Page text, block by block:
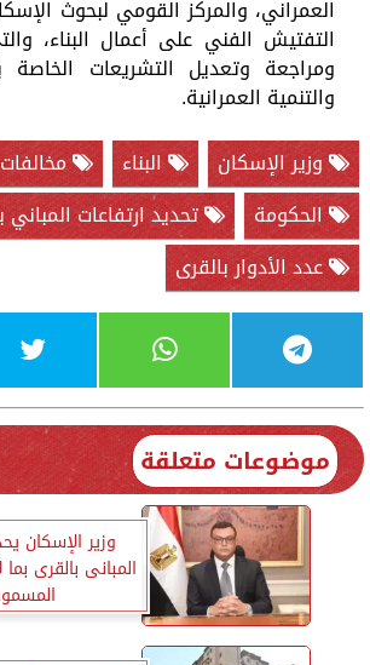
العمراني، والمركز القومي لبحوث
التفتيش الفني على أعمال البناء،
ومراجعة وتعديل التشريعات الخاصة
والتنمية العمرانية.
وزير الإسكان
البناء
مخالفات
الحكومة
تحديد ارتفاعات المباني
عدد الأدوار بالقرى
موضوعات متعلقة
وزير الإسكان
المبانى بالقرى بما